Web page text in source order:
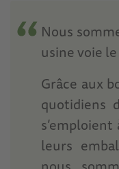
Nous
usine voie
Grâce aux
quotidiens
leurs